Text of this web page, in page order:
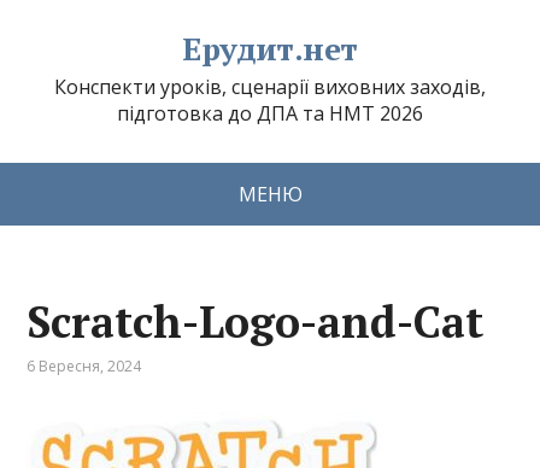
Ерудит.нет
Конспекти уроків, сценарії виховних заходів,
підготовка до ДПА та НМТ 2026
МЕНЮ
Scratch-Logo-and-Cat
6 Вересня, 2024